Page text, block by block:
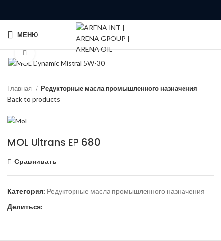
МЕНЮ
Click to enlarge
Главная Редукторные масла промышленного назначения
Back to products
MOL Ultrans EP 680
Сравнивать
Категория: Редукторные масла промышленного назначения
Делиться: